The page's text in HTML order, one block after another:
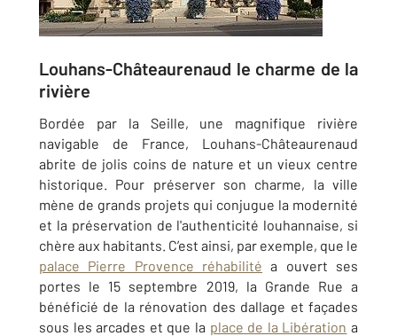
Louhans-Châteaurenaud le charme de la
rivière
Bordée par la Seille, une magnifique rivière
navigable de France, Louhans-Châteaurenaud
abrite de jolis coins de nature et un vieux centre
historique. Pour préserver son charme, la ville
mène de grands projets qui conjugue la modernité
et la préservation de l'authenticité louhannaise, si
chère aux habitants. C’est ainsi, par exemple, que le
palace Pierre Provence réhabilité a ouvert ses
portes le 15 septembre 2019, la Grande Rue a
bénéficié de la rénovation des dallage et façades
sous les arcades et que la place de la Libération a